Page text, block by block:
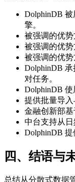
DolphinDB
擎。
被强调的优势
被强调的优势
被强调的优势
DolphinDB
对任务。
DolphinDB 使
提供批量导入
金融创新部基
中台支持从日
DolphinDB 提
四、结语与
总结从分散式数据